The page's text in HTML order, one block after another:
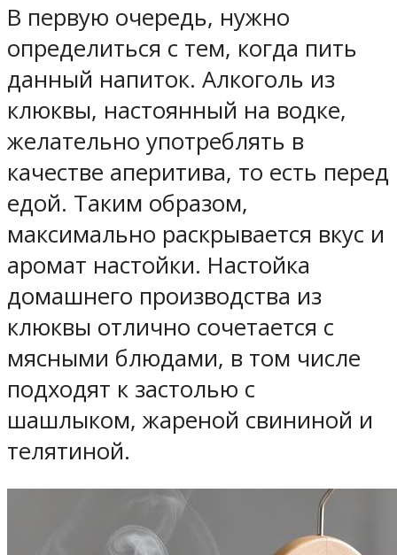
В первую очередь, нужно
определиться с тем, когда пить
данный напиток. Алкоголь из
клюквы, настоянный на водке,
желательно употреблять в
качестве аперитива, то есть перед
едой. Таким образом,
максимально раскрывается вкус и
аромат настойки. Настойка
домашнего производства из
клюквы отлично сочетается с
мясными блюдами, в том числе
подходят к застолью с
шашлыком, жареной свининой и
телятиной.